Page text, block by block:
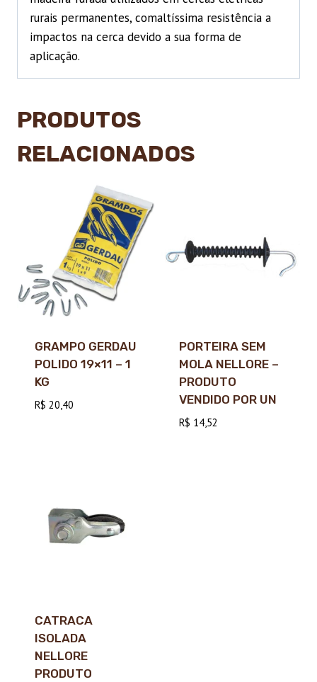
rurais permanentes, comaltíssima resistência a
impactos na cerca devido a sua forma de
aplicação.
PRODUTOS
RELACIONADOS
GRAMPO GERDAU
POLIDO 19×11 – 1
KG
R$ 20,40
PORTEIRA SEM
MOLA NELLORE –
PRODUTO
VENDIDO POR UN
R$ 14,52
CATRACA
ISOLADA
NELLORE
PRODUTO